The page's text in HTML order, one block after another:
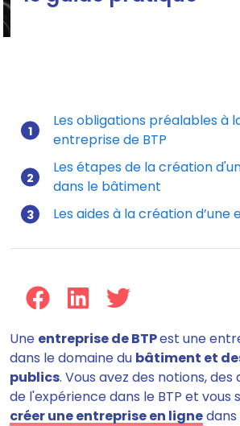
Mis à jour le 17/07/2026
Les obligations préalables à
entreprise de BTP
Les étapes de la création
dans le bâtiment
Les aides à la création d’une
Une entreprise de BTPest une
dans le domaine du bâtiment et
publics. Vous avez des notions,
de l'expérience dans le BTP et vous
créer une entreprise en ligne